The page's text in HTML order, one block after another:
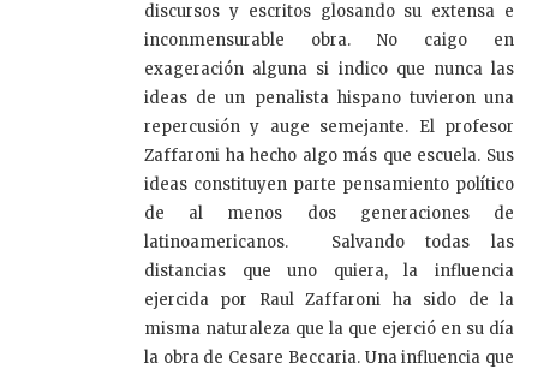
discursos y escritos glosando su extensa e
inconmensurable obra. No caigo en
exageración alguna si indico que nunca las
ideas de un penalista hispano tuvieron una
repercusión y auge semejante. El profesor
Zaffaroni ha hecho algo más que escuela. Sus
ideas constituyen parte pensamiento político
de al menos dos generaciones de
latinoamericanos. Salvando todas las
distancias que uno quiera, la influencia
ejercida por Raul Zaffaroni ha sido de la
misma naturaleza que la que ejerció en su día
la obra de Cesare Beccaria. Una influencia que